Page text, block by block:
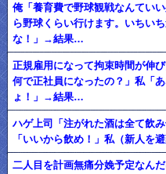
俺「養育費で野球観戦なんてい
ら野球くらい行けます。いちい
な！」→結果…
正規雇用になって拘束時間が伸
何で正社員になったの？」私「
ょ！」→結果…
ハゲ上司「注がれた酒は全て飲
「いいから飲め！」私（新人
二人目を計画無痛分娩予定なん